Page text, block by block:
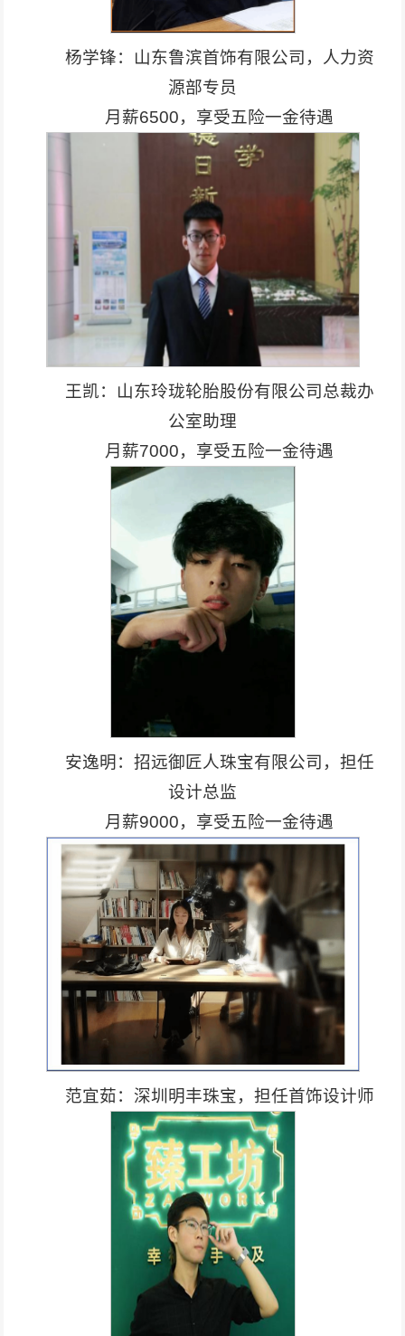
杨学锋：山东鲁滨首饰有限公司，人力资
源部专员
月薪6500，享受五险一金待遇
王凯：山东玲珑轮胎股份有限公司总裁办
公室助理
月薪7000，享受五险一金待遇
安逸明：招远御匠人珠宝有限公司，担任
设计总监
月薪9000，享受五险一金待遇
范宜茹：深圳明丰珠宝，担任首饰设计师